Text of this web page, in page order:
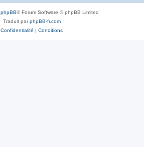
phpBB® Forum Software © phpBB Limited
Traduit parphpBB-fr.com
Confidentialité | Conditions